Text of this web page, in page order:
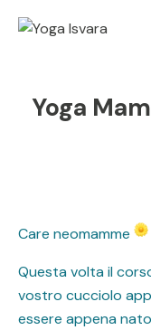
Yoga
Care neomamme
Questa volta il
vostro cucciolo
essere appena